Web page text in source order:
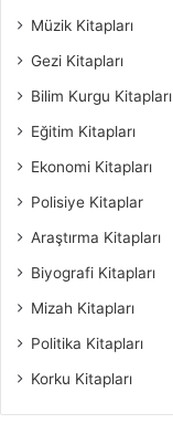
Müzik Kitapları
Gezi Kitapları
Bilim Kurgu Kitapları
Eğitim Kitapları
Ekonomi Kitapları
Polisiye Kitaplar
Araştırma Kitapları
Biyografi Kitapları
Mizah Kitapları
Politika Kitapları
Korku Kitapları